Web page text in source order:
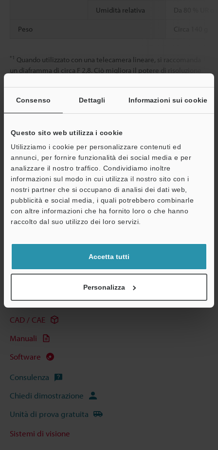
Consenso Dettagli Informazioni sui cookie
Questo sito web utilizza i cookie
Utilizziamo i cookie per personalizzare contenuti ed
annunci, per fornire funzionalità dei social media e per
analizzare il nostro traffico. Condividiamo inoltre
informazioni sul modo in cui utilizza il nostro sito con i
nostri partner che si occupano di analisi dei dati web,
pubblicità e social media, i quali potrebbero combinarle
con altre informazioni che ha fornito loro o che hanno
raccolto dal suo utilizzo dei loro servizi.
Accetta tutti
Personalizza
Umidità relativa Da 80 % UR
Peso Circa 140 g
*1 Quando utilizzato con una telecamera lineare, si raccomanda
un diaframma di circa F 2,8. Ciò migliora il potere di risoluzione
*2
tra parentesi si applica a dimensioni del CCD di 2/3" o 1/2".
Scheda tecnica (PDF)
Altri modelli
Scheda tecnica (PDF)
CAD / CAE
Manuali
Software
Consulenza
Chiedi dimostrazione
Unità di prova gratuita
Sistemi di visione